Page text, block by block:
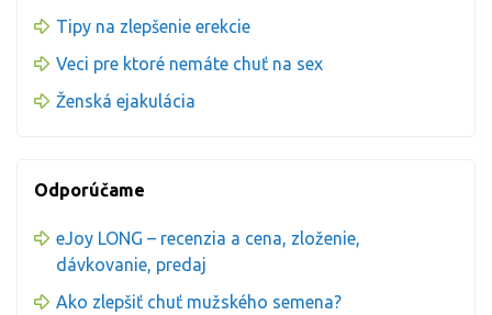
Tipy na zlepšenie erekcie
Veci pre ktoré nemáte chuť na sex
Ženská ejakulácia
Odporúčame
eJoy LONG – recenzia a cena, zloženie,
dávkovanie, predaj
Ako zlepšiť chuť mužského semena?